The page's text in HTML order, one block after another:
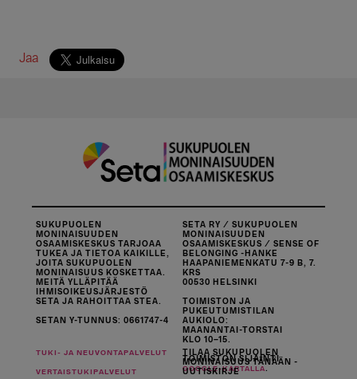
Jaa
SUKUPUOLEN
MONINAISUUDEN
OSAAMISKESKUS TARJOAA
TUKEA JA TIETOA KAIKILLE,
JOITA SUKUPUOLEN
MONINAISUUS KOSKETTAA.
MEITÄ YLLÄPITÄÄ
IHMISOIKEUSJÄRJESTÖ
SETA JA RAHOITTAA STEA.
SETAN Y-TUNNUS: 0661747-4
SETA RY / SUKUPUOLEN
MONINAISUUDEN
OSAAMISKESKUS / SENSE OF
BELONGING -HANKE
HAAPANIEMENKATU 7-9 B, 7.
KRS
00530 HELSINKI
TOIMISTON JA
PUKEUTUMISTILAN
AUKIOLO:
MAANANTAI-TORSTAI
KLO 10–15.
TOIMISTON SIJAINTI
GOOGLE-KARTALLA
TUKI- JA NEUVONTAPALVELUT
VERTAISTUKIPALVELUT
TILAA SUKUPUOLEN
MONINAISUUS TÄNÄÄN -
UUTISKIRJE